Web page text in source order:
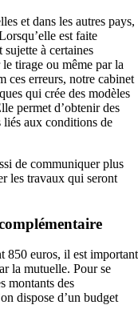
et dans les autres pays,
est faite
à certaines
tirage ou même par la
ces erreurs, notre cabinet
qui crée des modèles
permet d’obtenir des
liés aux conditions de
de communiquer plus
les travaux qui seront
850 euros, il est important
la mutuelle. Pour se
montants des
dispose d’un budget